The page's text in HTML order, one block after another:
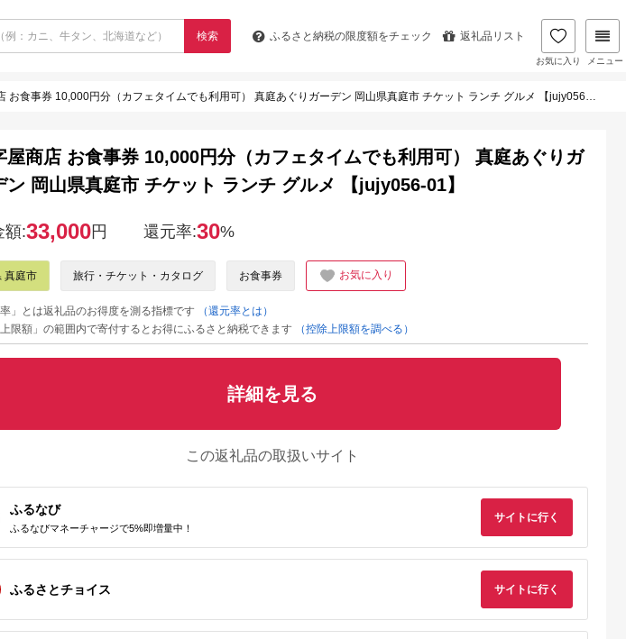
検索 ふるさと納税の限度額をチェック 返礼品リスト
お気に入り メニュー
お食事券 10,000円分（カフェタイムでも利用可） 真庭あぐりガーデン 岡山県真庭市 チケット ランチ グルメ 【jujy056-01】
ス
ス
石川県 金沢市
ス
京都 府久御山町
アム
東京都墨田区
出典：ふるさとチョイ
ス
東京都渋谷区
出典：ふるさとチョ
兵庫県 神戸市
屋商店 お食事券 10,000円分（カフェタイムでも利用可） 真庭あぐりガ
ン 岡山県真庭市 チケット ランチ グルメ 【jujy056-01】
額:33,000円 還元率:30%
真庭市 旅行・チケット・カタログ お食事券 お気に入り
」とは返礼品のお得度を測る指標です
（還元率とは）
限額」の範囲内で寄付するとお得にふるさと納税できます
（控除上限額を調べる）
詳細を見る
この返礼品の取扱いサイト
ふるなび
ふるなびマネーチャージで5%即増量中！
サイトに行く
ふるさとチョイス サイトに行く